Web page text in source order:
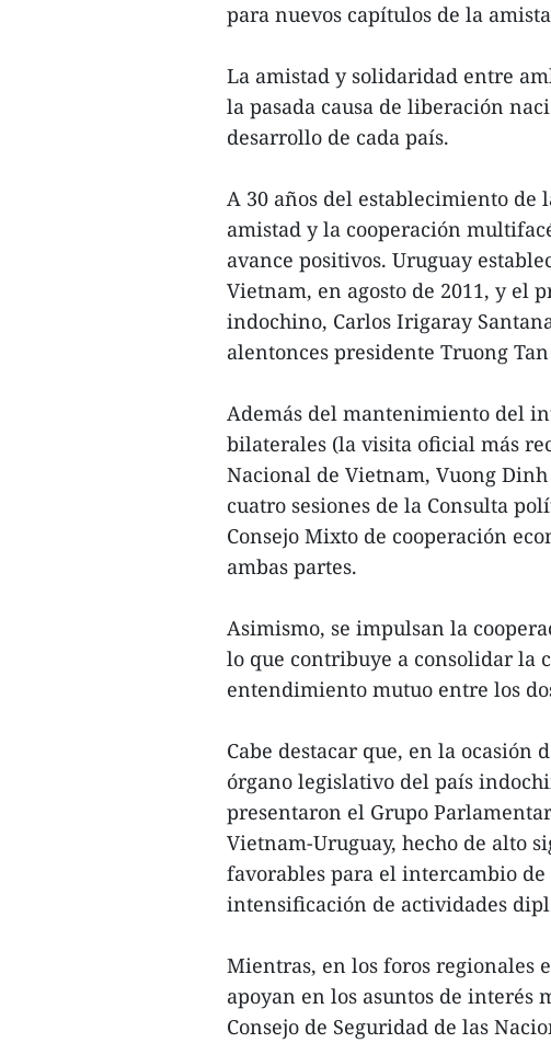
para nuevos capítulos de la
La amistad y solidaridad entre
la pasada causa de liberación
desarrollo de cada país.
A 30 años del establecimiento
amistad y la cooperación
avance positivos. Uruguay
Vietnam, en agosto de 2011, y el
indochino, Carlos Irigaray
alentonces presidente Truong Tan
Además del mantenimiento del
bilaterales (la visita oficial más
Nacional de Vietnam, Vuong
cuatro sesiones de la Consulta
Consejo Mixto de cooperación
ambas partes.
Asimismo, se impulsan la
lo que contribuye a consolidar la
entendimiento mutuo entre los
Cabe destacar que, en la
órgano legislativo del país
presentaron el Grupo
Vietnam-Uruguay, hecho de alto
favorables para el intercambio
intensificación de actividades
Mientras, en los foros regionales
apoyan en los asuntos de interés
Consejo de Seguridad de las